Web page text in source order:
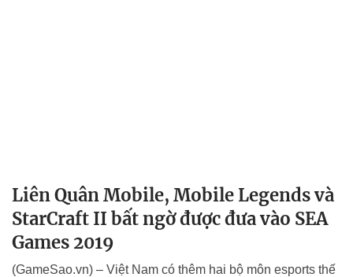
Liên Quân Mobile, Mobile Legends và
StarCraft II bất ngờ được đưa vào SEA
Games 2019
(GameSao.vn) – Việt Nam có thêm hai bộ môn esports thế